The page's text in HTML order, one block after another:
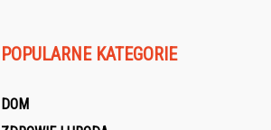
POPULARNE KATEGORIE
DOM